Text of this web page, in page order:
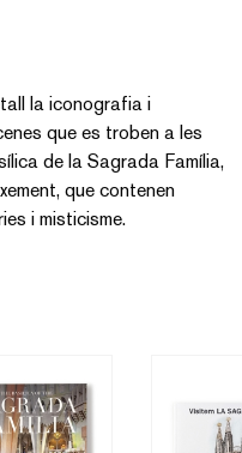
la iconografia i
que es troben a les
de la Sagrada Família,
que contenen
i misticisme.